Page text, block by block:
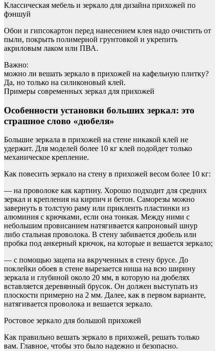
Классическая мебель и зеркало для дизайна прихожей по
фэншуй
Обои и гипсокартон перед нанесением клея надо очистить от
пыли, покрыть полимерной грунтовкой и укрепить
акриловым лаком или ПВА.
Важно:
можно ли вешать зеркало в прихожей на кафельную плитку?
Да, но только на силиконовый клей.
Примеры современных зеркал для прихожей
Особенности установки больших зеркал: это
страшное слово «дюбеля»
Большие зеркала в прихожей на стене никакой клей не
удержит. Для моделей более 10 кг клей подойдет только
механическое крепление.
Как повесить зеркало на стену в прихожей весом более 10 кг:
— на проволоке как картину. Хорошо подходит для средних
зеркал и крепления на кирпич и бетон. Саморезы можно
завернуть в толстую раму или приклеить пластинки из
алюминия с крючками, если она тонкая. Между ними с
небольшим провисанием натягивается капроновый шнур
либо стальная проволока. В стену забивается дюбель или
пробка под анкерный крючок, на которые и вешается зеркало;
— с помощью зацепа на вкрученных в стену брусе. До
поклейки обоев в стене вырезается ниша на всю ширину
зеркала и глубиной около 20 мм, в которую на дюбелях
вставляется деревянный брусок. Он должен выступать из
плоскости примерно на 2 мм. Далее, как в первом варианте,
натягивается проволока и вешается зеркало.
Ростовое зеркало для большой прихожей
Как правильно вешать зеркало в прихожей, решать только
вам. Главное, чтобы это было надежно и безопасно.